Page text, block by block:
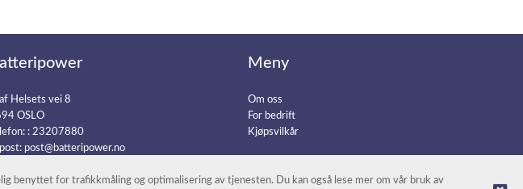
Helsets vei 8
OSLO
: 23207880
post@batteripower.no
Meny
Om oss
For bedrift
Kjøpsvilkår
benyttet for trafikkmåling og optimalisering av tjenesten. Du kan også lese mer om vår bruk av